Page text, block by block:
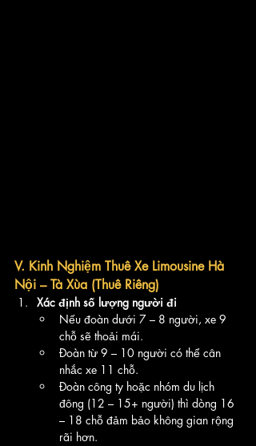
V. Kinh Nghiệm Thuê Xe Limousine Hà
Nội – Tà Xùa (Thuê Riêng)
Xác định số lượng người đi
Nếu đoàn dưới 7 – 8 người, xe 9
chỗ sẽ thoải mái.
Đoàn từ 9 – 10 người có thể cân
nhắc xe 11 chỗ.
Đoàn công ty hoặc nhóm du lịch
đông (12 – 15+ người) thì dòng 16
– 18 chỗ đảm bảo không gian rộng
rãi hơn.